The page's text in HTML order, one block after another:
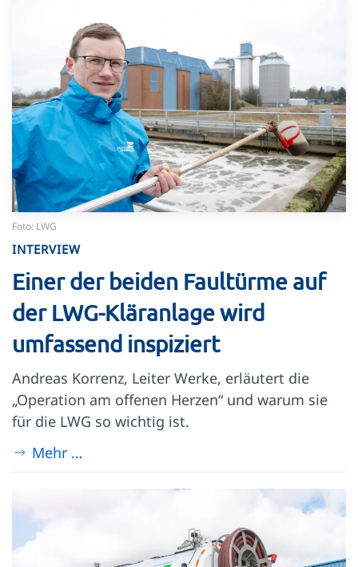
Foto: LWG
INTERVIEW
Einer der beiden Faultürme auf
der LWG-Kläranlage wird
umfassend inspiziert
Andreas Korrenz, Leiter Werke, erläutert die
„Operation am offenen Herzen“ und warum sie
für die LWG so wichtig ist.
Mehr …